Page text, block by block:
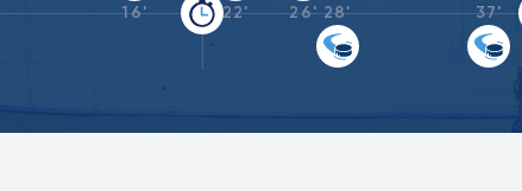
16' 22' 26' 28' 37'